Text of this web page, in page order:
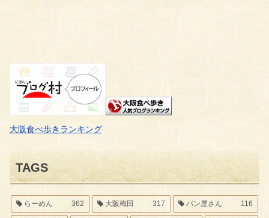
大阪食べ歩きランキング
TAGS
らーめん 362 大阪梅田 317 パン屋さん 116